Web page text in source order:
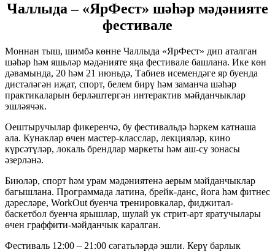
Чаллыда – «ЯрФест» шәһәр мәдәнияте
фестивале
Моннан тыш, шимбә көнне Чаллыда «ЯрФест» дип аталган
шәһәр һәм яшьләр мәдәнияте яңа фестивале башлана. Ике көн
дәвамында, 20 һәм 21 июньдә, Табиев исемендәге яр буенда
дистәләгән иҗат, спорт, белем бирү һәм заманча шәһәр
практикаларын берләштергән интерактив мәйданчыклар
эшләячәк.
Оештыручылар фикеренчә, бу фестивальдә һәркем катнаша
ала. Кунаклар өчен мастер-класслар, лекцияләр, кино
күрсәтүләр, локаль брендлар маркеты һәм аш-су зонасы
әзерләнә.
Биюләр, спорт һәм урам мәдәниятенә аерым мәйданчыклар
багышлана. Программада латина, брейк-данс, йога һәм фитнес
дәресләре, WorkOut буенча тренировкалар, фиджитал-
баскетбол буенча ярышлар, шулай ук стрит-арт яратучылары
өчен граффити-мәйданчык каралган.
Фестиваль 12:00 – 21:00 сәгатьләрдә эшли. Керү барлык